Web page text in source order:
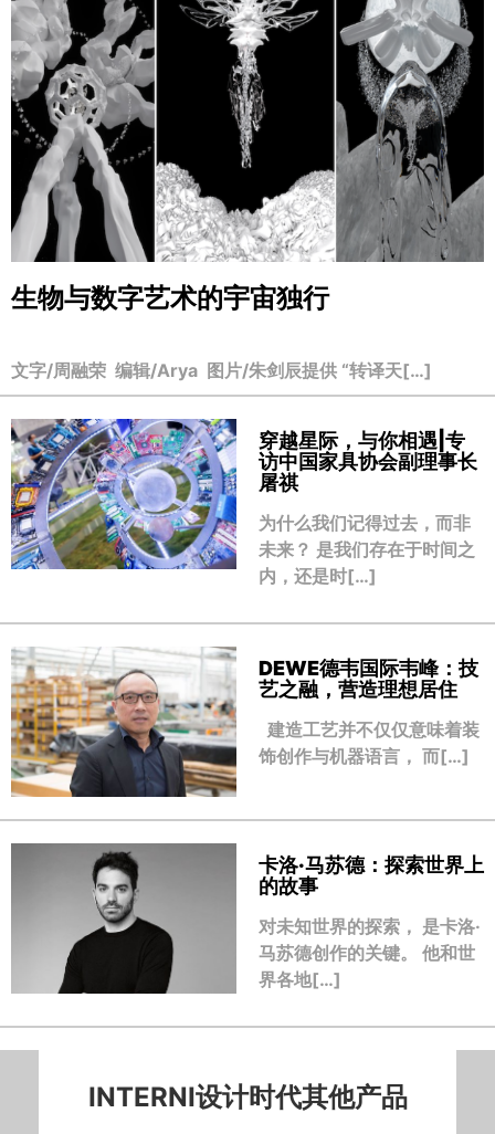
生物与数字艺术的宇宙独行
文字/周融荣 编辑/Arya 图片/朱剑辰提供 “转译天[…]
穿越星际，与你相遇|专
访中国家具协会副理事长
屠祺
为什么我们记得过去，而非
未来？ 是我们存在于时间之
内，还是时[…]
DEWE德韦国际韦峰：技
艺之融，营造理想居住
建造工艺并不仅仅意味着装
饰创作与机器语言， 而[…]
卡洛·马苏德：探索世界上
的故事
对未知世界的探索， 是卡洛·
马苏德创作的关键。 他和世
界各地[…]
INTERNI设计时代其他产品